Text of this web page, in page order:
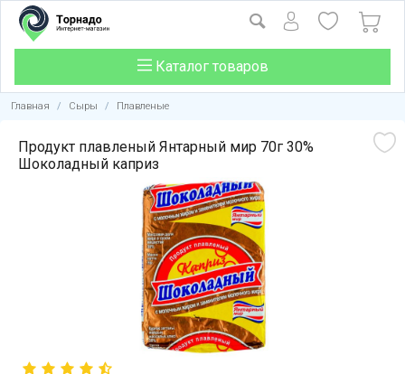
Каталог товаров
Главная / Сыры / Плавленые
Продукт плавленый Янтарный мир 70г 30%
Шоколадный каприз